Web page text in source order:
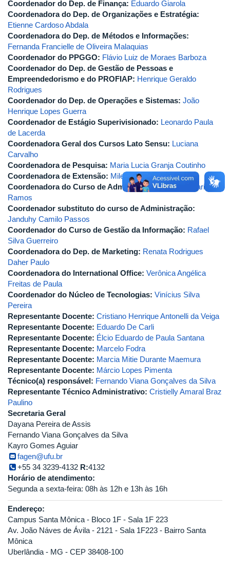
Coordenador do Dep. de Finança: Eduardo Giarola
Coordenadora do Dep. de Organizações e Estratégia:
Etienne Cardoso Abdala
Coordenadora do Dep. de Métodos e Informações:
Fernanda Francielle de Oliveira Malaquias
Coordenador do PPGGO: Flávio Luiz de Moraes Barboza
Coordenador do Dep. de Gestão de Pessoas e
Empreendedorismo e do PROFIAP: Henrique Geraldo
Rodrigues
Coordenador do Dep. de Operações e Sistemas: João
Henrique Lopes Guerra
Coordenador de Estágio Superivisionado: Leonardo Paula
de Lacerda
Coordenadora Geral dos Cursos Lato Sensu: Luciana
Carvalho
Coordenadora de Pesquisa: Maria Lucia Granja Coutinho
Coordenadora de Extensão: Milena de Cássia Rocha
Coordenadora do Curso de Administração: Noézia Maria
Ramos
Coordenador substituto do curso de Administração:
Janduhy Camilo Passos
Coordenador do Curso de Gestão da Informação: Rafael
Silva Guerreiro
Coordenadora do Dep. de Marketing: Renata Rodrigues
Daher Paulo
Coordenadora do International Office: Verônica Angélica
Freitas de Paula
Coordenador do Núcleo de Tecnologias: Vinícius Silva
Pereira
Representante Docente: Cristiano Henrique Antonelli da Veiga
Representante Docente: Eduardo De Carli
Representante Docente: Élcio Eduardo de Paula Santana
Representante Docente: Marcelo Fodra
Representante Docente: Marcia Mitie Durante Maemura
Representante Docente: Márcio Lopes Pimenta
Técnico(a) responsável: Fernando Viana Gonçalves da Silva
Representante Técnico Administrativo: Cristielly Amaral Braz
Paulino
Secretaria Geral
Dayana Pereira de Assis
Fernando Viana Gonçalves da Silva
Kayro Gomes Aguiar
fagen@ufu.br
+55 34 3239-4132 R:4132
Horário de atendimento:
Segunda a sexta-feira: 08h às 12h e 13h às 16h
Endereço:
Campus Santa Mônica - Bloco 1F - Sala 1F 223
Av. João Náves de Ávila - 2121 - Sala 1F223 - Bairro Santa
Mônica
Uberlândia - MG - CEP 38408-100